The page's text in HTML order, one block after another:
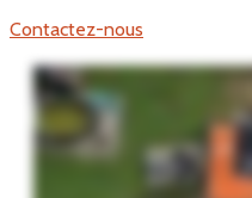
Contactez-nous